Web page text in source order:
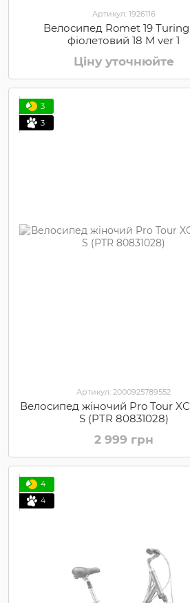
Артикул: 1926116
Велосипед Romet 19 Turing
фіолетовий 18 M ver 1
Ціну уточнюйте
3
3
Артикул: 2000925789552
Велосипед жіночий Pro Tour
S (PTR 80831028)
2 999 грн
4
4